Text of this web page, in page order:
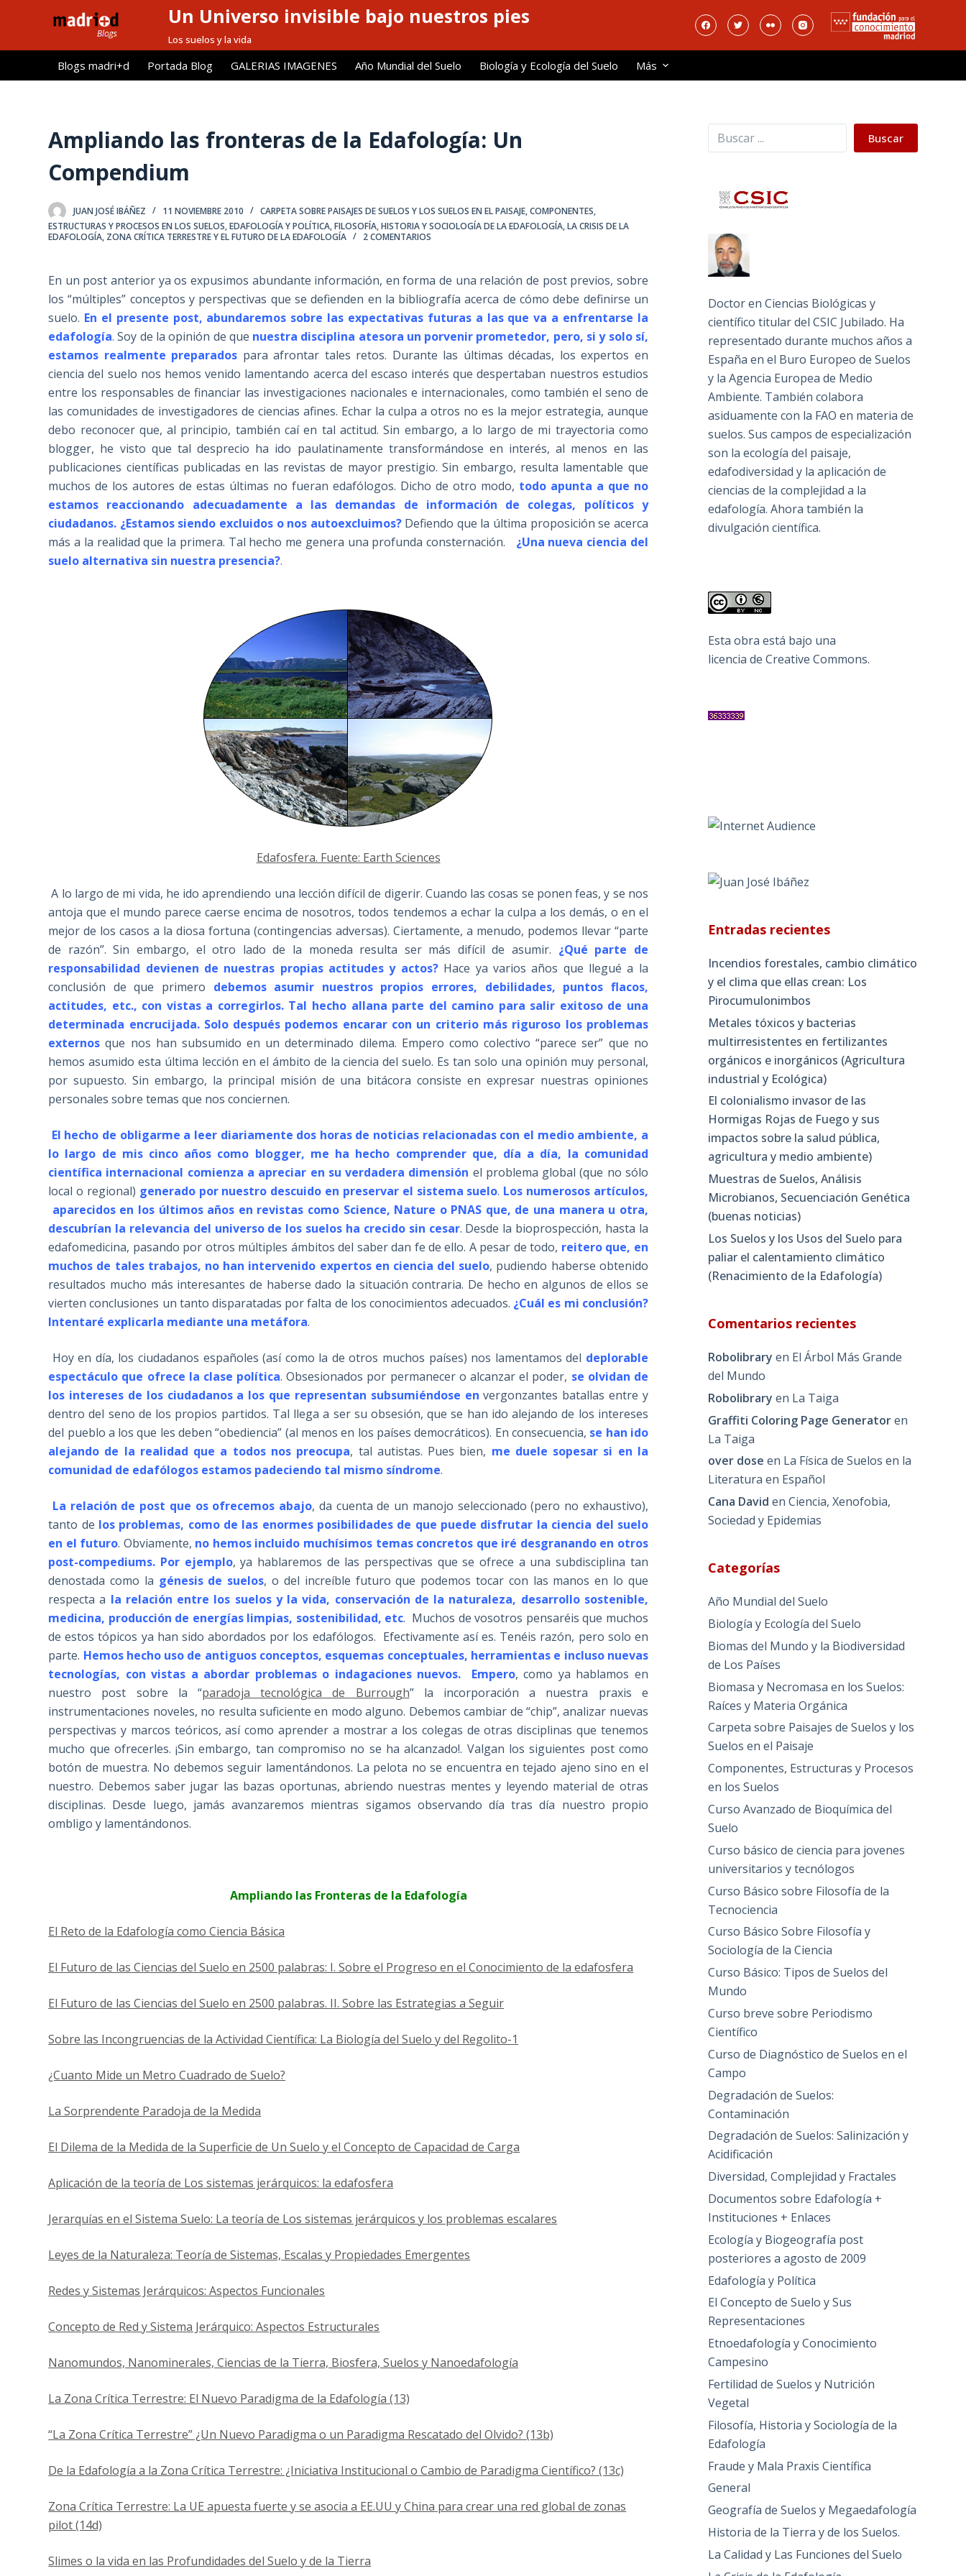
l
Un Universo invisible bajo nuestros pies
Los suelos y la vida
Blogs madri+d Portada Blog GALERIAS IMAGENES Año Mundial del Suelo Biología y Ecología del Suelo Más
Ampliando las fronteras de la Edafología: Un
Compendium
JUAN JOSÉ IBÁÑEZ 11 NOVIEMBRE 2010 CARPETA SOBRE PAISAJES DE SUELOS Y LOS SUELOS EN EL PAISAJE,COMPONENTES,
ESTRUCTURAS Y PROCESOS EN LOS SUELOS,EDAFOLOGÍA Y POLÍTICA,FILOSOFÍA, HISTORIA Y SOCIOLOGÍA DE LA EDAFOLOGÍA,LA CRISIS DE LA
EDAFOLOGÍA, ZONA CRÍTICA TERRESTRE Y EL FUTURO DE LA EDAFOLOGÍA 2 COMENTARIOS
En un post anterior ya os expusimos abundante información, en forma de una relación de post previos, sobre
los “múltiples” conceptos y perspectivas que se defienden en la bibliografía acerca de cómo debe definirse un
suelo. En el presente post, abundaremos sobre las expectativas futuras a las que va a enfrentarse la
edafología. Soy de la opinión de que nuestra disciplina atesora un porvenir prometedor, pero, si y solo sí,
estamos realmente preparados para afrontar tales retos. Durante las últimas décadas, los expertos en
ciencia del suelo nos hemos venido lamentando acerca del escaso interés que despertaban nuestros estudios
entre los responsables de financiar las investigaciones nacionales e internacionales, como también el seno de
las comunidades de investigadores de ciencias afines. Echar la culpa a otros no es la mejor estrategia, aunque
debo reconocer que, al principio, también caí en tal actitud. Sin embargo, a lo largo de mi trayectoria como
blogger, he visto que tal desprecio ha ido paulatinamente transformándose en interés, al menos en las
publicaciones científicas publicadas en las revistas de mayor prestigio. Sin embargo, resulta lamentable que
muchos de los autores de estas últimas no fueran edafólogos. Dicho de otro modo, todo apunta a que no
estamos reaccionando adecuadamente a las demandas de información de colegas, políticos y
ciudadanos. ¿Estamos siendo excluidos o nos autoexcluimos?Defiendo que la última proposición se acerca
más a la realidad que la primera. Tal hecho me genera una profunda consternación. ¿Una nueva ciencia del
suelo alternativa sin nuestra presencia?.
Edafosfera. Fuente: Earth Sciences
A lo largo de mi vida, he ido aprendiendo una lección difícil de digerir. Cuando las cosas se ponen feas, y se nos
antoja que el mundo parece caerse encima de nosotros, todos tendemos a echar la culpa a los demás, o en el
mejor de los casos a la diosa fortuna (contingencias adversas). Ciertamente, a menudo, podemos llevar “parte
de razón”. Sin embargo, el otro lado de la moneda resulta ser más difícil de asumir. ¿Qué parte de
responsabilidad devienen de nuestras propias actitudes y actos?Hace ya varios años que llegué a la
conclusión de que primero debemos asumir nuestros propios errores, debilidades, puntos flacos,
actitudes, etc., con vistas a corregirlos. Tal hecho allana parte del camino para salir exitoso de una
determinada encrucijada. Solo después podemos encarar con un criterio más riguroso los problemas
externos que nos han subsumido en un determinado dilema. Empero como colectivo “parece ser” que no
hemos asumido esta última lección en el ámbito de la ciencia del suelo. Es tan solo una opinión muy personal,
por supuesto. Sin embargo, la principal misión de una bitácora consiste en expresar nuestras opiniones
personales sobre temas que nos conciernen.
El hecho de obligarme a leer diariamente dos horas de noticias relacionadas con el medio ambiente, a
lo largo de mis cinco años como blogger, me ha hecho comprender que, día a día, la comunidad
científica internacional comienza a apreciar en su verdadera dimensión el problema global (que no sólo
local o regional) generado por nuestro descuido en preservar el sistema suelo. Los numerosos artículos,
aparecidos en los últimos años en revistas como Science, Nature o PNAS que, de una manera u otra,
descubrían la relevancia del universo de los suelos ha crecido sin cesar. Desde la bioprospección, hasta la
edafomedicina, pasando por otros múltiples ámbitos del saber dan fe de ello. A pesar de todo, reitero que, en
muchos de tales trabajos, no han intervenido expertos en ciencia del suelo, pudiendo haberse obtenido
resultados mucho más interesantes de haberse dado la situación contraria. De hecho en algunos de ellos se
vierten conclusiones un tanto disparatadas por falta de los conocimientos adecuados. ¿Cuál es mi conclusión?
Intentaré explicarla mediante una metáfora.
Hoy en día, los ciudadanos españoles (así como la de otros muchos países) nos lamentamos del deplorable
espectáculo que ofrece la clase política. Obsesionados por permanecer o alcanzar el poder, se olvidan de
los intereses de los ciudadanos a los que representan subsumiéndose en vergonzantes batallas entre y
dentro del seno de los propios partidos. Tal llega a ser su obsesión, que se han ido alejando de los intereses
del pueblo a los que les deben “obediencia” (al menos en los países democráticos). En consecuencia, se han ido
alejando de la realidad que a todos nos preocupa, tal autistas. Pues bien, me duele sopesar si en la
comunidad de edafólogos estamos padeciendo tal mismo síndrome.
La relación de post que os ofrecemos abajo, da cuenta de un manojo seleccionado (pero no exhaustivo),
tanto de los problemas, como de las enormes posibilidades de que puede disfrutar la ciencia del suelo
en el futuro. Obviamente, no hemos incluido muchísimos temas concretos que iré desgranando en otros
post-compediums. Por ejemplo, ya hablaremos de las perspectivas que se ofrece a una subdisciplina tan
denostada como la génesis de suelos, o del increíble futuro que podemos tocar con las manos en lo que
respecta a la relación entre los suelos y la vida, conservación de la naturaleza, desarrollo sostenible,
medicina, producción de energías limpias, sostenibilidad, etc. Muchos de vosotros pensaréis que muchos
de estos tópicos ya han sido abordados por los edafólogos. Efectivamente así es. Tenéis razón, pero solo en
parte. Hemos hecho uso de antiguos conceptos, esquemas conceptuales, herramientas e incluso nuevas
tecnologías, con vistas a abordar problemas o indagaciones nuevos. Empero, como ya hablamos en
nuestro post sobre la “paradoja tecnológica de Burrough” la incorporación a nuestra praxis e
instrumentaciones noveles, no resulta suficiente en modo alguno. Debemos cambiar de “chip”, analizar nuevas
perspectivas y marcos teóricos, así como aprender a mostrar a los colegas de otras disciplinas que tenemos
mucho que ofrecerles. ¡Sin embargo, tan compromiso no se ha alcanzado!. Valgan los siguientes post como
botón de muestra. No debemos seguir lamentándonos. La pelota no se encuentra en tejado ajeno sino en el
nuestro. Debemos saber jugar las bazas oportunas, abriendo nuestras mentes y leyendo material de otras
disciplinas. Desde luego, jamás avanzaremos mientras sigamos observando día tras día nuestro propio
ombligo y lamentándonos.
Ampliando las Fronteras de la Edafología
El Reto de la Edafología como Ciencia Básica
El Futuro de las Ciencias del Suelo en 2500 palabras: I. Sobre el Progreso en el Conocimiento de la edafosfera
El Futuro de las Ciencias del Suelo en 2500 palabras. II. Sobre las Estrategias a Seguir
Sobre las Incongruencias de la Actividad Científica: La Biología del Suelo y del Regolito-1
¿Cuanto Mide un Metro Cuadrado de Suelo?
La Sorprendente Paradoja de la Medida
El Dilema de la Medida de la Superficie de Un Suelo y el Concepto de Capacidad de Carga
Aplicación de la teoría de Los sistemas jerárquicos: la edafosfera
Jerarquías en el Sistema Suelo: La teoría de Los sistemas jerárquicos y los problemas escalares
Leyes de la Naturaleza: Teoría de Sistemas, Escalas y Propiedades Emergentes
Redes y Sistemas Jerárquicos: Aspectos Funcionales
Concepto de Red y Sistema Jerárquico: Aspectos Estructurales
Nanomundos, Nanominerales, Ciencias de la Tierra, Biosfera, Suelos y Nanoedafología
La Zona Crítica Terrestre: El Nuevo Paradigma de la Edafología (13)
“La Zona Crítica Terrestre” ¿Un Nuevo Paradigma o un Paradigma Rescatado del Olvido? (13b)
De la Edafología a la Zona Crítica Terrestre: ¿Iniciativa Institucional o Cambio de Paradigma Científico? (13c)
Zona Crítica Terrestre: La UE apuesta fuerte y se asocia a EE.UU y China para crear una red global de zonas
pilot (14d)
Slimes o la vida en las Profundidades del Suelo y de la Tierra
Buscar Buscar
Doctor en Ciencias Biológicas y
científico titular del CSIC Jubilado. Ha
representado durante muchos años a
España en el Buro Europeo de Suelos
y la Agencia Europea de Medio
Ambiente. También colabora
asiduamente con la FAO en materia de
suelos. Sus campos de especialización
son la ecología del paisaje,
edafodiversidad y la aplicación de
ciencias de la complejidad a la
edafología. Ahora también la
divulgación científica.
Esta obra está bajo una
licencia de Creative Commons.
Entradas recientes
Incendios forestales, cambio climático
y el clima que ellas crean: Los
Pirocumulonimbos
Metales tóxicos y bacterias
multirresistentes en fertilizantes
orgánicos e inorgánicos (Agricultura
industrial y Ecológica)
El colonialismo invasor de las
Hormigas Rojas de Fuego y sus
impactos sobre la salud pública,
agricultura y medio ambiente)
Muestras de Suelos, Análisis
Microbianos, Secuenciación Genética
(buenas noticias)
Los Suelos y los Usos del Suelo para
paliar el calentamiento climático
(Renacimiento de la Edafología)
Comentarios recientes
Robolibrary en El Árbol Más Grande
del Mundo
Robolibrary en La Taiga
Graffiti Coloring Page Generatoren
La Taiga
over dose en La Física de Suelos en la
Literatura en Español
Cana David enCiencia, Xenofobia,
Sociedad y Epidemias
Categorías
Año Mundial del Suelo
Biología y Ecología del Suelo
Biomas del Mundo y la Biodiversidad
de Los Países
Biomasa y Necromasa en los Suelos:
Raíces y Materia Orgánica
Carpeta sobre Paisajes de Suelos y los
Suelos en el Paisaje
Componentes, Estructuras y Procesos
en los Suelos
Curso Avanzado de Bioquímica del
Suelo
Curso básico de ciencia para jovenes
universitarios y tecnólogos
Curso Básico sobre Filosofía de la
Tecnociencia
Curso Básico Sobre Filosofía y
Sociología de la Ciencia
Curso Básico: Tipos de Suelos del
Mundo
Curso breve sobre Periodismo
Científico
Curso de Diagnóstico de Suelos en el
Campo
Degradación de Suelos:
Contaminación
Degradación de Suelos: Salinización y
Acidificación
Diversidad, Complejidad y Fractales
Documentos sobre Edafología +
Instituciones + Enlaces
Ecología y Biogeografía post
posteriores a agosto de 2009
Edafología y Política
El Concepto de Suelo y Sus
Representaciones
Etnoedafología y Conocimiento
Campesino
Fertilidad de Suelos y Nutrición
Vegetal
Filosofía, Historia y Sociología de la
Edafología
Fraude y Mala Praxis Científica
General
Geografía de Suelos y Megaedafología
Historia de la Tierra y de los Suelos.
La Calidad y Las Funciones del Suelo